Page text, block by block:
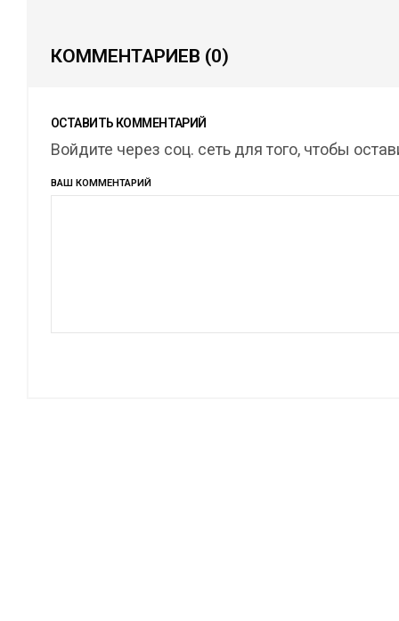
КОММЕНТАРИЕВ (0)
ОСТАВИТЬ КОММЕНТАРИЙ
Войдите через соц. сеть для того, чтобы
ВАШ КОММЕНТАРИЙ